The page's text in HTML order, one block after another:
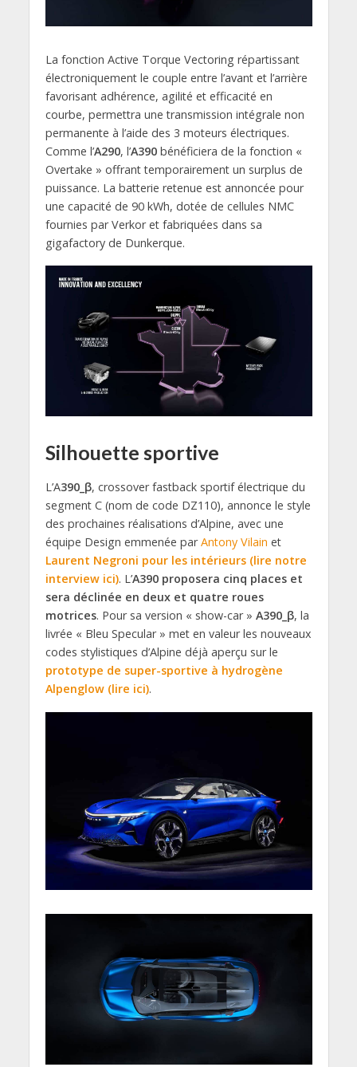
La fonction Active Torque Vectoring répartissant
électroniquement le couple entre l’avant et l’arrière
favorisant adhérence, agilité et efficacité en
courbe, permettra une transmission intégrale non
permanente à l’aide des 3 moteurs électriques.
Comme l’A290, l’A390bénéficiera de la fonction «
Overtake » offrant temporairement un surplus de
puissance. La batterie retenue est annoncée pour
une capacité de 90 kWh, dotée de cellules NMC
fournies par Verkor et fabriquées dans sa
gigafactory de Dunkerque.
Silhouette sportive
L’A390_β, crossover fastback sportif électrique du
segment C (nom de code DZ110), annonce le style
des prochaines réalisations d’Alpine, avec une
équipe Design emmenée parAntony Vilain et
Laurent Negroni pour les intérieurs (lire notre
interview ici). L’A390 proposera cinq places et
sera déclinée en deux et quatre roues
motrices. Pour sa version « show-car » A390_β, la
livrée « Bleu Specular » met en valeur les nouveaux
codes stylistiques d’Alpine déjà aperçu sur le
prototype de super-sportive à hydrogène
Alpenglow (lire ici).